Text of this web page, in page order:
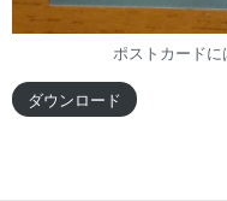
ポストカードに
ダウンロード